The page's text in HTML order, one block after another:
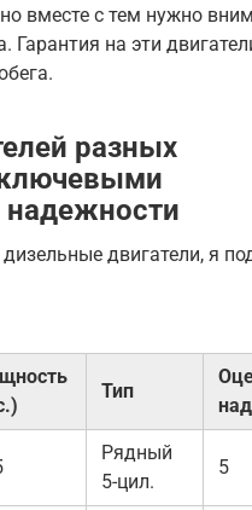
вместе с тем нужно
Гарантия на эти
разных
ключевыми
надежности
двигатели, я
Тип
Рядный
5-цил.
5